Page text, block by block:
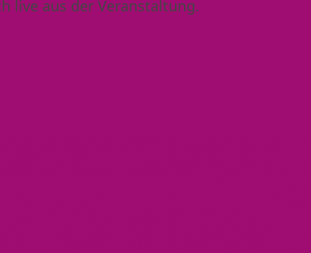
live aus der Veranstaltung.